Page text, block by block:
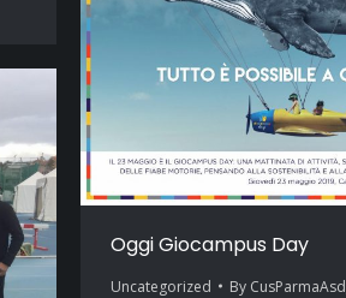
Oggi Giocampus Day
Uncategorized By CusParmaAsd_